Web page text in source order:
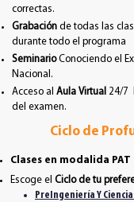
correctas.
Grabación de todas las
durante todo el programa
SeminarioConociendo el
Nacional.
Acceso al Aula Virtual 24/7
del examen.
Ciclo de
Clases en modalida PAT
Escoge el Ciclo de tu
PreIngeniería Y